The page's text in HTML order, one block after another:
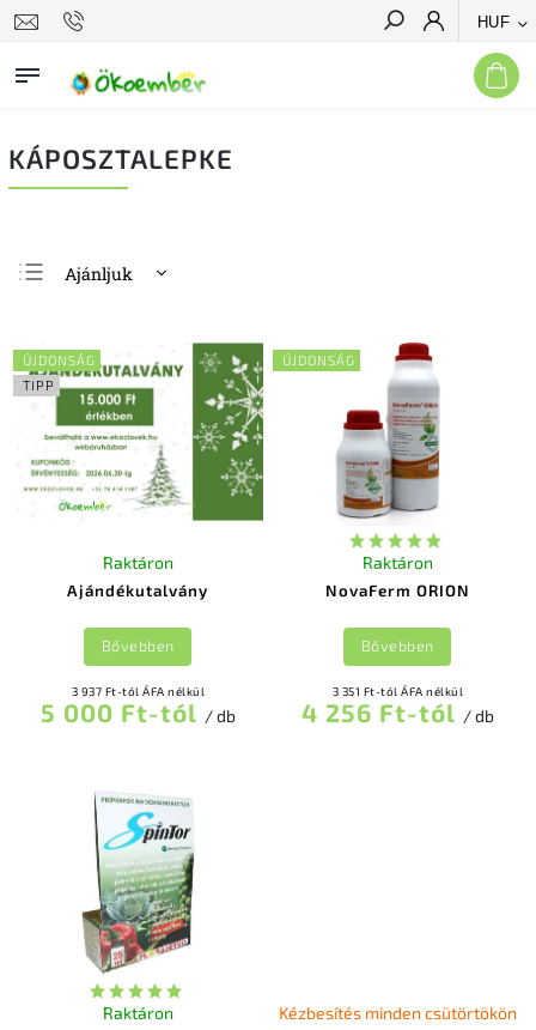
HUF
Keresés
KÁPOSZTALEPKE
Ajánljuk
Legdrágább
Legnépszerűbb
termékek
ABC szerint
ÚJDONSÁG
TIPP
Ajándékutalvány
Raktáron
3 937 Ft-tól ÁFA nélkül
5 000 Ft-tól / db
Bővebben
ÚJDONSÁG
NovaFerm ORION
Raktáron
3 351 Ft-tól ÁFA nélkül
4 256 Ft-tól / db
Bővebben
Raktáron Kézbesítés minden csütörtökön